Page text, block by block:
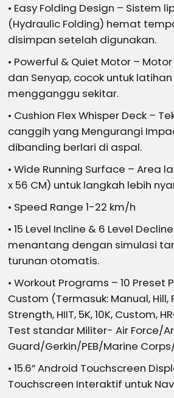
• Easy Folding Design – Sistem
(Hydraulic Folding) hemat
disimpan setelah digunakan.
• Powerful & Quiet Motor –
dan Senyap, cocok untuk
mengganggu sekitar.
• Cushion Flex Whisper Deck –
canggih yang Mengurangi
dibanding berlari di aspal.
• Wide Running Surface – Area
x 56 CM) untuk langkah lebih
• Speed Range 1-22 km/h
• 15 Level Incline & 6 Level
menantang dengan simulasi
turunan otomatis.
• Workout Programs – 10 Preset
Custom (Termasuk: Manual, Hill,
Strength, HIIT, 5K, 10K, Custom,
Test standar Militer- Air Force/
Guard/Gerkin/PEB/Marine
• 15.6” Android Touchscreen
Touchscreen Interaktif untuk